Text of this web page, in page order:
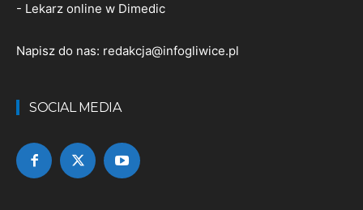
- Lekarz online w Dimedic
Napisz do nas: redakcja@infogliwice.pl
SOCIAL MEDIA